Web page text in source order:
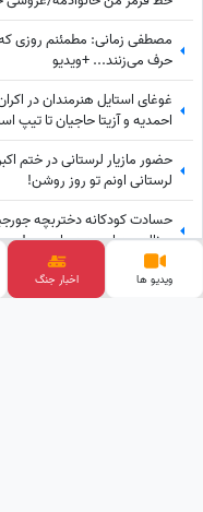
از من گرفته شود و بعدا برای
مصطفی زمانی: مطمئنم روزی
حرف می‌زنند... +ویدیو
غوغای استایل هنرمندان در
احمدیه و آزیتا حاجیان تا تیپ
حضور مازیار لرستانی در ختم
لرستانی اونم تو روز روشن!
حسادت کودکانه دختربچه
رونالدو به او هدیه داده بود!
«روایتی از فاطمه شکری که اشک
برده‌اش را خرج دیگران کرد،
ویدیو ها اخبار جنگ